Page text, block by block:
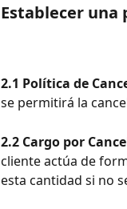
Establecer una
2.1 Política de
se permitirá la
2.2 Cargo por
cliente actúa de
esta cantidad si no